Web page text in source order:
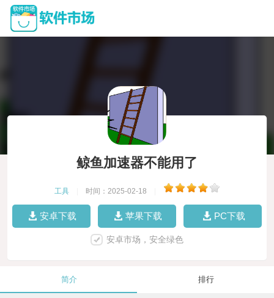
鲸鱼加速器不能用了
工具 时间：2025-02-18
安卓下载 苹果下载 PC下载
安卓市场，安全绿色
简介 排行